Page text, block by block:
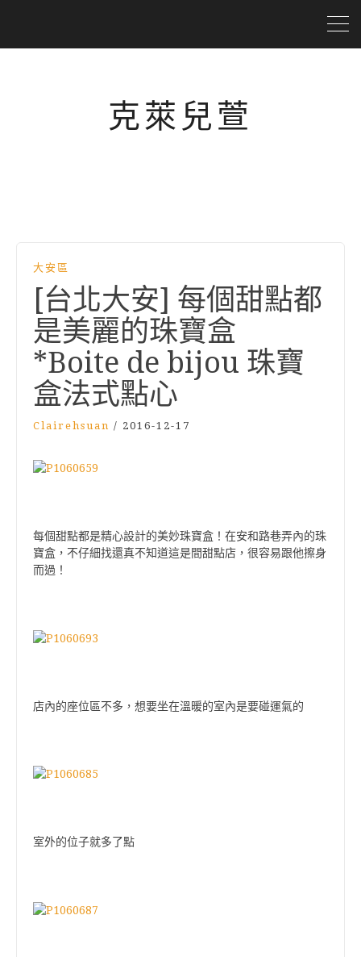
克萊兒萱
大安區
[台北大安] 每個甜點都
是美麗的珠寶盒
*Boite de bijou 珠寶
盒法式點心
Clairehsuan / 2016-12-17
每個甜點都是精心設計的美妙珠寶盒！在安和路巷弄內的珠
寶盒，不仔細找還真不知道這是間甜點店，很容易跟他擦身
而過！
店內的座位區不多，想要坐在溫暖的室內是要碰運氣的
室外的位子就多了點